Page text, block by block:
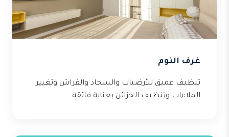
غرف النوم
تنظيف عميق للأرضيات والسجاد والفراش وتغيير
الملاءات وتنظيف الخزائن بعناية فائقة.